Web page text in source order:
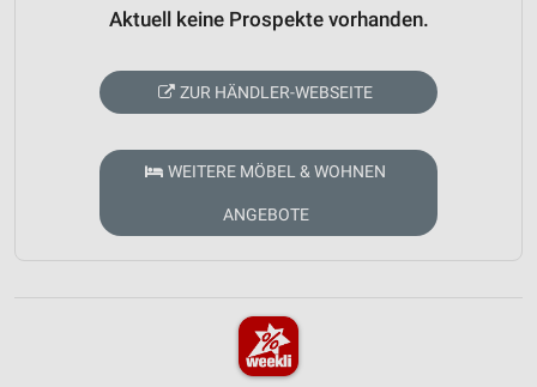
Aktuell keine Prospekte vorhanden.
ZUR HÄNDLER-WEBSEITE
WEITERE MÖBEL & WOHNEN
ANGEBOTE